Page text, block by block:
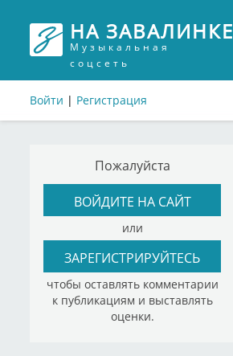
НА ЗАВАЛИНКЕ
Музыкальная
соцсеть
Войти | Регистрация
Пожалуйста
ВОЙДИТЕ НА САЙТ
или
ЗАРЕГИСТРИРУЙТЕСЬ
чтобы оставлять комментарии
к публикациям и выставлять
оценки.